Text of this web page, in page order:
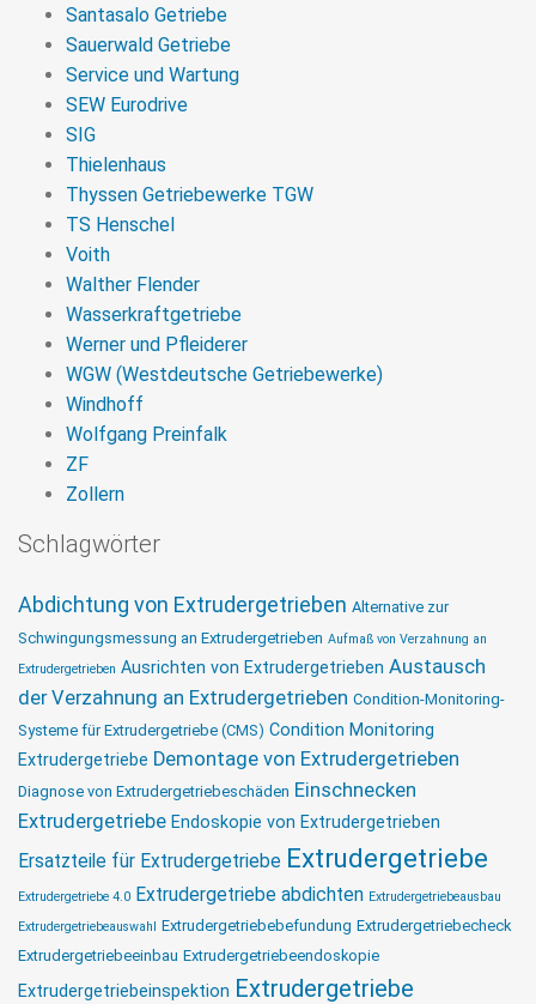
Santasalo Getriebe
Sauerwald Getriebe
Service und Wartung
SEW Eurodrive
SIG
Thielenhaus
Thyssen Getriebewerke TGW
TS Henschel
Voith
Walther Flender
Wasserkraftgetriebe
Werner und Pfleiderer
WGW (Westdeutsche Getriebewerke)
Windhoff
Wolfgang Preinfalk
ZF
Zollern
Schlagwörter
Abdichtung von Extrudergetrieben Alternative zur
Schwingungsmessung an Extrudergetrieben Aufmaß von Verzahnung an
Extrudergetrieben Ausrichten von Extrudergetrieben Austausch
der Verzahnung an Extrudergetrieben Condition-Monitoring-
Systeme für Extrudergetriebe (CMS) Condition Monitoring
Extrudergetriebe Demontage von Extrudergetrieben
Diagnose von Extrudergetriebeschäden Einschnecken
Extrudergetriebe Endoskopie von Extrudergetrieben
Ersatzteile für Extrudergetriebe Extrudergetriebe
Extrudergetriebe 4.0 Extrudergetriebe abdichten Extrudergetriebeausbau
Extrudergetriebeauswahl Extrudergetriebebefundung Extrudergetriebecheck
Extrudergetriebeeinbau Extrudergetriebeendoskopie
Extrudergetriebeinspektion Extrudergetriebe